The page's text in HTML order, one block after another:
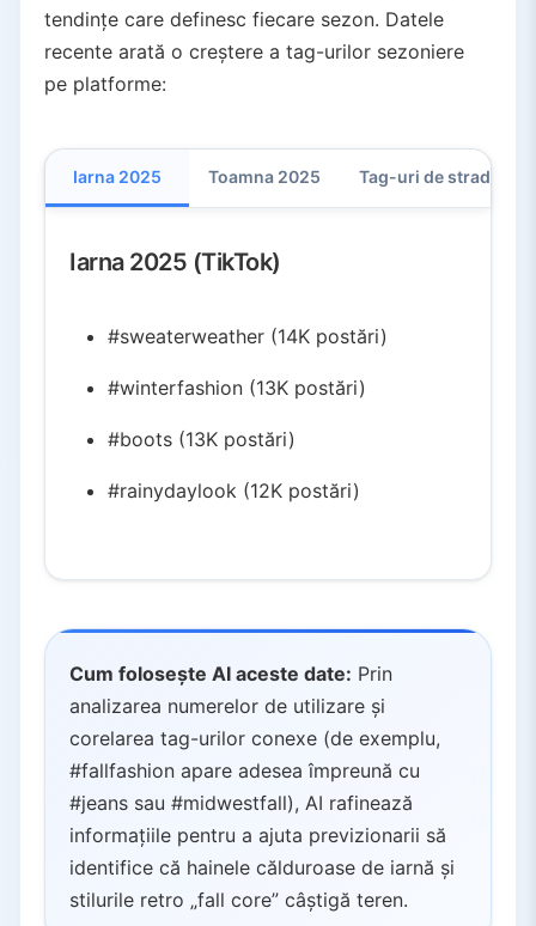
tendințe care definesc fiecare sezon. Datele
recente arată o creștere a tag-urilor sezoniere
pe platforme:
Iarna 2025 Toamna 2025 Tag-uri de stradă și
Iarna 2025 (TikTok)
#sweaterweather (14K postări)
#winterfashion (13K postări)
#boots (13K postări)
#rainydaylook (12K postări)
Cum folosește AI aceste date: Prin
analizarea numerelor de utilizare și
corelarea tag-urilor conexe (de exemplu,
#fallfashion apare adesea împreună cu
#jeans sau #midwestfall), AI rafinează
informațiile pentru a ajuta previzionarii să
identifice că hainele călduroase de iarnă și
stilurile retro „fall core” câștigă teren.